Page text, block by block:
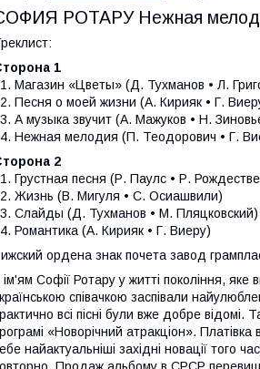
РОТАРУ Нежная
1
Магазин «Цветы» (Д. Тухманов • Л.
Песня о моей жизни (А. Кирияк • Г.
А музыка звучит (А. Мажуков • Н.
Нежная мелодия (П. Теодорович • Г.
2
Грустная песня (Р. Паулс • Р.
Жизнь (В. Мигуля • С. Осиашвили)
Слайды (Д. Тухманов • М. Пляцковский)
Романтика (А. Кирияк • Г. Виеру)
ордена знак почета завод
ім'ям Софії Ротару у житті покоління, яке
співачкою заспівали
всі пісні були вже добре
«Новорічний атракціон».
найактуальніші західні новації того
Продаж альбому в СРСР